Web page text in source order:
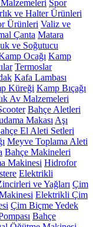
Spor
ve Halter Ürünleri
Ürünleri Valiz ve
Çanta Matara
ve Soğutucu
Ocağı Kamp
Termoslar
Kafa Lambası
Küreği Kamp Bıçağı
Av Malzemeleri
Bahçe Aletleri
Makası Aşı
El Aleti Setleri
Meyve Toplama Aleti
Bahçe Makineleri
Makinesi Hidrofor
Elektrikli
ve Yağları Çim
Elektrikli Çim
Çim Biçme Yedek
Bahçe